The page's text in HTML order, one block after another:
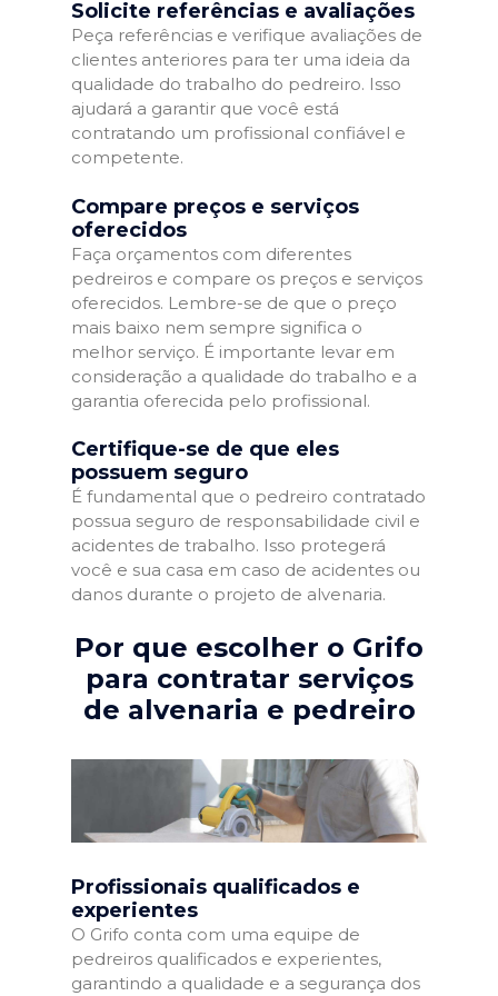
Solicite referências e avaliações
Peça referências e verifique avaliações de
clientes anteriores para ter uma ideia da
qualidade do trabalho do pedreiro. Isso
ajudará a garantir que você está
contratando um profissional confiável e
competente.
Compare preços e serviços
oferecidos
Faça orçamentos com diferentes
pedreiros e compare os preços e serviços
oferecidos. Lembre-se de que o preço
mais baixo nem sempre significa o
melhor serviço. É importante levar em
consideração a qualidade do trabalho e a
garantia oferecida pelo profissional.
Certifique-se de que eles
possuem seguro
É fundamental que o pedreiro contratado
possua seguro de responsabilidade civil e
acidentes de trabalho. Isso protegerá
você e sua casa em caso de acidentes ou
danos durante o projeto de alvenaria.
Por que escolher o Grifo
para contratar serviços
de alvenaria e pedreiro
Profissionais qualificados e
experientes
O Grifo conta com uma equipe de
pedreiros qualificados e experientes,
garantindo a qualidade e a segurança dos